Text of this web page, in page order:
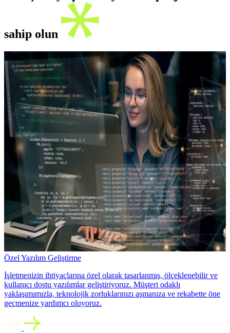
sahip olun
Özel Yazılım Geliştirme
İşletmenizin ihtiyaçlarına özel olarak tasarlanmış, ölçeklenebilir ve
kullanıcı dostu yazılımlar geliştiriyoruz. Müşteri odaklı
yaklaşımımızla, teknolojik zorluklarınızı aşmanıza ve rekabette öne
geçmenize yardımcı oluyoruz.